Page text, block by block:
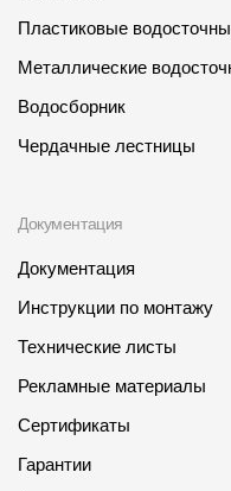
Пластиковые
Металлические
Водосборник
Чердачные лестницы
Документация
Документация
Инструкции по монтажу
Технические листы
Рекламные материалы
Сертификаты
Гарантии